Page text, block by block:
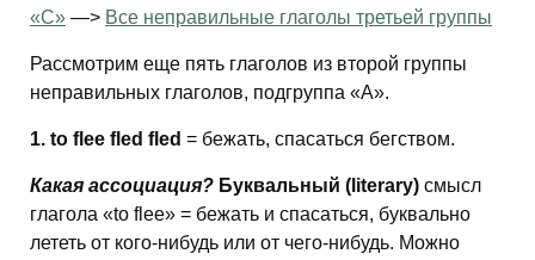
«С» —> Все неправильные глаголы третьей группы
Рассмотрим еще пять глаголов из второй группы
неправильных глаголов, подгруппа «А».
1. to flee fled fled = бежать, спасаться бегством.
Какая ассоциация? Буквальный (literary) смысл
глагола «to flee» = бежать и спасаться, буквально
лететь от кого-нибудь или от чего-нибудь. Можно